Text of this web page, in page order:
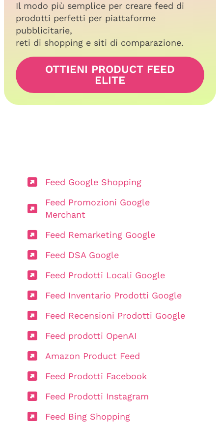
Il modo più semplice per creare feed di
prodotti perfetti per piattaforme
pubblicitarie,
reti di shopping e siti di comparazione.
OTTIENI PRODUCT FEED
ELITE
Feed Google Shopping
Feed Promozioni Google
Merchant
Feed Remarketing Google
Feed DSA Google
Feed Prodotti Locali Google
Feed Inventario Prodotti Google
Feed Recensioni Prodotti Google
Feed prodotti OpenAI
Amazon Product Feed
Feed Prodotti Facebook
Feed Prodotti Instagram
Feed Bing Shopping